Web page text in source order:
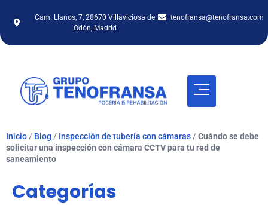
Cam. Llanos, 7, 28670 Villaviciosa de
Odón, Madrid
tenofransa@tenofransa.com
Inicio / Blog / Inspección de tubería con cámaras /Cuándo se debe
solicitar una inspección con cámara CCTV para tu red de
saneamiento
Categorías